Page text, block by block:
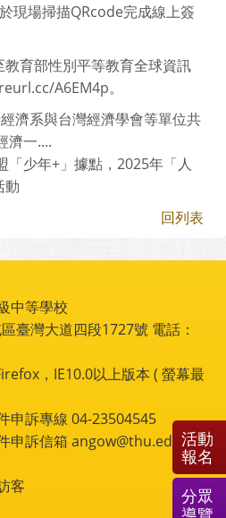
現場掃描QRcode完成線上簽
育部性別平等教育全球資訊
A6EM4p。
濟系與台灣經濟學會等單位共
濟一....
「少年+」據點，2025年「人
動
回列表
中等學校
臺灣大道四段1727號 電話：
，IE10.0以上版本 ( 螢幕最
申訴專線 04-23504545
申訴信箱 angow@thu.edu.tw
客
活動
報名
分眾